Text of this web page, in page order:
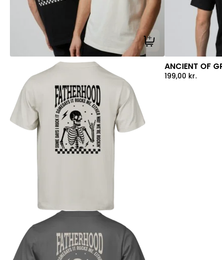
Tilføj til kurv
ANCIENT OF
199,00 kr.